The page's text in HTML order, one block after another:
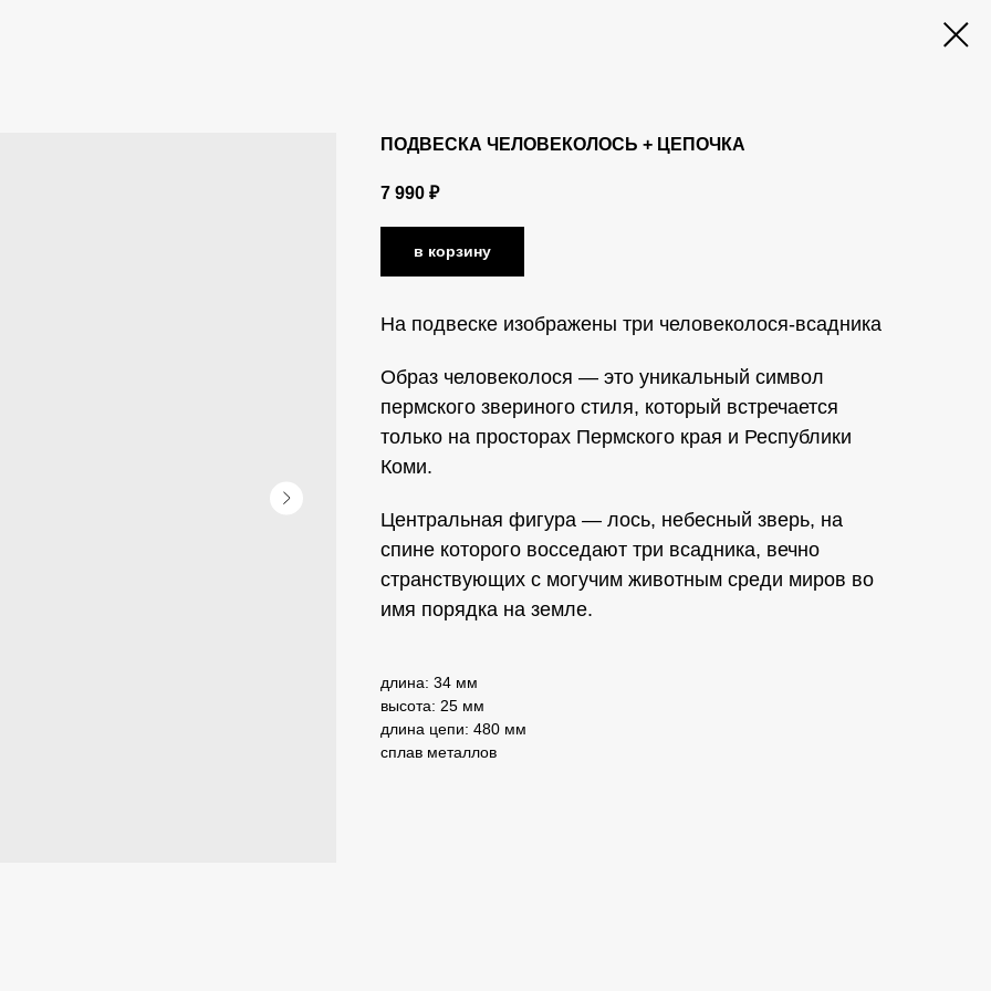
ПОДВЕСКА ЧЕЛОВЕКОЛОСЬ + ЦЕПОЧКА
7 990 ₽
в корзину
На подвеске изображены три человеколося-всадника
Образ человеколося — это уникальный символ
пермского звериного стиля, который встречается
только на просторах Пермского края и Республики
Коми.
Центральная фигура — лось, небесный зверь, на
спине которого восседают три всадника, вечно
странствующих с могучим животным среди миров во
имя порядка на земле.
длина: 34 мм
высота: 25 мм
длина цепи: 480 мм
сплав металлов